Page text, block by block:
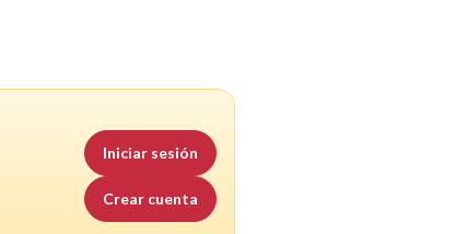
Iniciar sesión
Crear cuenta